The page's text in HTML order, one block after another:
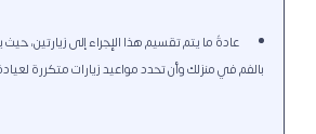
عادةً ما يتم تقسيم هذا الإجراء إلى زيارتين،
بالفم في منزلك وأن تحدد مواعيد زيارات متكررة